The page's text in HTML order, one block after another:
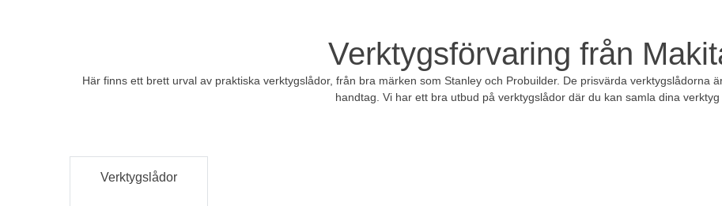
Verktygsförvaring från
Här finns ett brett urval av praktiska verktygslådor, från bra märken som Stanley och Probuilder. De prisvärda verktygslådorna
handtag. Vi har ett bra utbud på verktygslådor där du kan samla dina verktyg
Verktygslådor